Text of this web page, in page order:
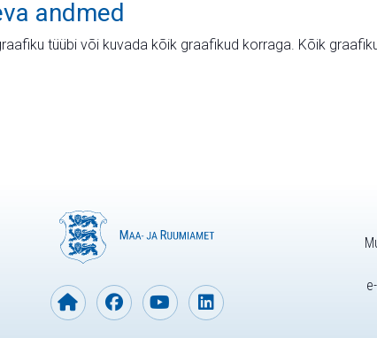
andmed
tüübi või kuvada kõik graafikud korraga. Kõik